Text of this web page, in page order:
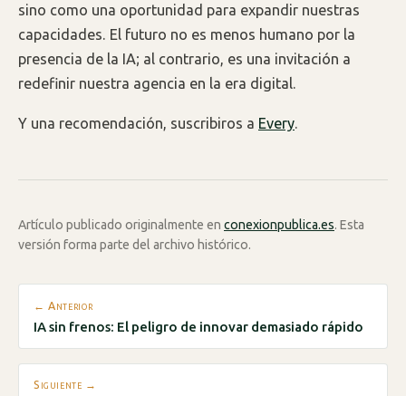
sino como una oportunidad para expandir nuestras
capacidades. El futuro no es menos humano por la
presencia de la IA; al contrario, es una invitación a
redefinir nuestra agencia en la era digital.
Y una recomendación, suscribiros a Every.
Artículo publicado originalmente en conexionpublica.es. Esta
versión forma parte del archivo histórico.
← Anterior
IA sin frenos: El peligro de innovar demasiado rápido
Siguiente →